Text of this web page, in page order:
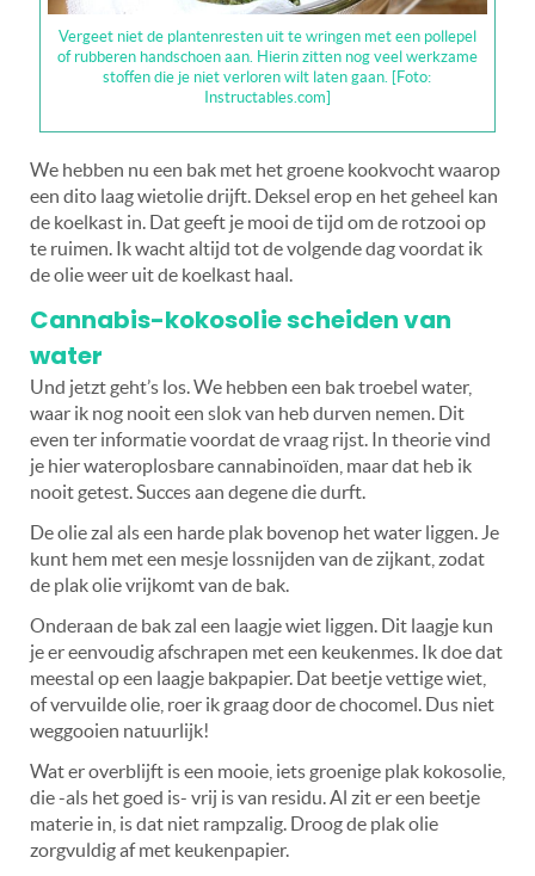
Vergeet niet de plantenresten uit te wringen met een pollepel
of rubberen handschoen aan. Hierin zitten nog veel werkzame
stoffen die je niet verloren wilt laten gaan. [Foto:
Instructables.com]
We hebben nu een bak met het groene kookvocht waarop
een dito laag wietolie drijft. Deksel erop en het geheel kan
de koelkast in. Dat geeft je mooi de tijd om de rotzooi op
te ruimen. Ik wacht altijd tot de volgende dag voordat ik
de olie weer uit de koelkast haal.
Cannabis-kokosolie scheiden van
water
Und jetzt geht’s los. We hebben een bak troebel water,
waar ik nog nooit een slok van heb durven nemen. Dit
even ter informatie voordat de vraag rijst. In theorie vind
je hier wateroplosbare cannabinoïden, maar dat heb ik
nooit getest. Succes aan degene die durft.
De olie zal als een harde plak bovenop het water liggen. Je
kunt hem met een mesje lossnijden van de zijkant, zodat
de plak olie vrijkomt van de bak.
Onderaan de bak zal een laagje wiet liggen. Dit laagje kun
je er eenvoudig afschrapen met een keukenmes. Ik doe dat
meestal op een laagje bakpapier. Dat beetje vettige wiet,
of vervuilde olie, roer ik graag door de chocomel. Dus niet
weggooien natuurlijk!
Wat er overblijft is een mooie, iets groenige plak kokosolie,
die -als het goed is- vrij is van residu. Al zit er een beetje
materie in, is dat niet rampzalig. Droog de plak olie
zorgvuldig af met keukenpapier.